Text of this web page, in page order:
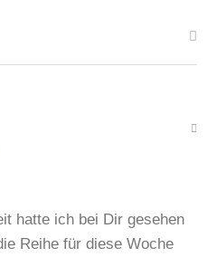
hatte ich bei Dir gesehen
Reihe für diese Woche